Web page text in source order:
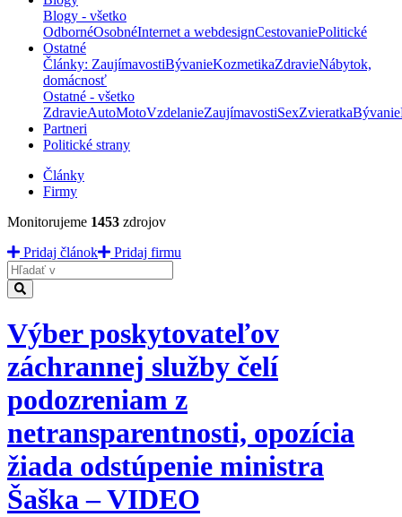
Blogy - všetko
OdbornéOsobnéInternet a webdesignCestovaniePolitické
Ostatné
Články: ZaujímavostiBývanieKozmetikaZdravieNábytok,
domácnosť
Ostatné - všetko
ZdravieAutoMotoVzdelanieZaujímavostiSexZvieratkaBývanie
Partneri
Politické strany
Články
Firmy
Monitorujeme 1453 zdrojov
Pridaj článok
Pridaj firmu
Hladať
Výber poskytovateľov
záchrannej služby čelí
podozreniam z
netransparentnosti, opozícia
žiada odstúpenie ministra
Šaška – VIDEO